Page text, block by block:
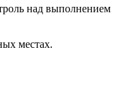
над выполнением
местах.